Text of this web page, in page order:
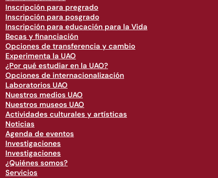
Inscripción para pregrado
Inscripción para posgrado
Inscripción para educación para la Vida
Becas y financiación
Opciones de transferencia y cambio
Experimenta la UAO
¿Por qué estudiar en la UAO?
Opciones de internacionalización
Laboratorios UAO
Nuestros medios UAO
Nuestros museos UAO
Actividades culturales y artísticas
Noticias
Agenda de eventos
Investigaciones
Investigaciones
¿Quiénes somos?
Servicios